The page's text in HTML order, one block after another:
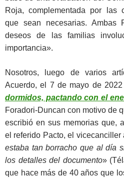
Roja, complementada por las
que sean necesarias. Ambas
deseos de las familias
importancia».
Nosotros, luego de varios
Acuerdo, el 7 de mayo de
dormidos, pactando con el
Foradori-Duncan con motivo de
escribió en sus memorias que,
el referido Pacto, el vicecanciller
estaba tan borracho que al día
los detalles del documento»
que hace más de 40 años que